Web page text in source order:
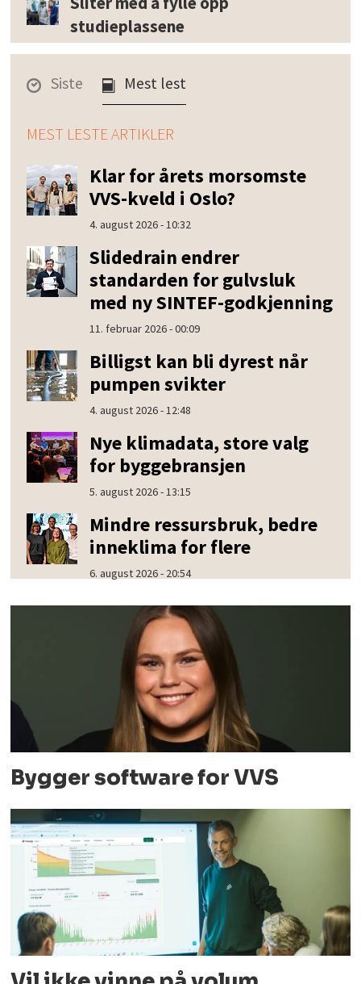
studieplassene
Siste Mest lest
MEST LESTE ARTIKLER
Klar for årets morsomste
VVS-kveld i Oslo?
4. august 2026 - 10:32
Slidedrain endrer
standarden for gulvsluk
med ny SINTEF-godkjenning
11. februar 2026 - 00:09
Billigst kan bli dyrest når
pumpen svikter
4. august 2026 - 12:48
Nye klimadata, store valg
for byggebransjen
5. august 2026 - 13:15
Mindre ressursbruk, bedre
inneklima for flere
6. august 2026 - 20:54
Bygger software for VVS